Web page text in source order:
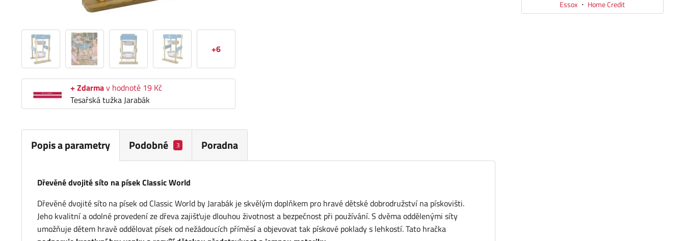
+6
+ Zdarmav hodnotě 19 Kč
Tesařská tužka Jarabák
Essox ・ Home Credit
Popis a parametry Podobné 3 Poradna
Dřevěné dvojité síto na písek Classic World
Dřevěné dvojité síto na písek od Classic World by Jarabák je skvělým doplňkem pro hravé dětské dobrodružství na pískovišti.
Jeho kvalitní a odolné provedení ze dřeva zajišťuje dlouhou životnost a bezpečnost při používání. S dvěma oddělenými síty
umožňuje dětem hravě oddělovat písek od nežádoucích příměsí a objevovat tak pískové poklady s lehkostí. Tato hračka